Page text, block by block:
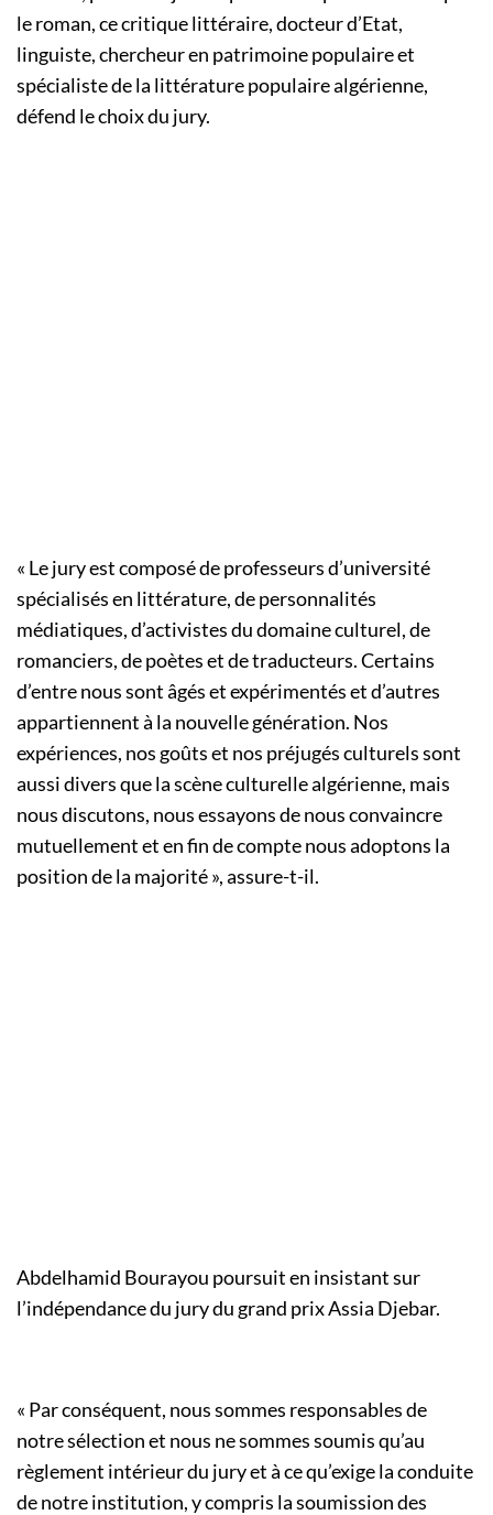
le roman, ce critique littéraire, docteur d’Etat,
linguiste, chercheur en patrimoine populaire et
spécialiste de la littérature populaire algérienne,
défend le choix du jury.
« Le jury est composé de professeurs d’université
spécialisés en littérature, de personnalités
médiatiques, d’activistes du domaine culturel, de
romanciers, de poètes et de traducteurs. Certains
d’entre nous sont âgés et expérimentés et d’autres
appartiennent à la nouvelle génération. Nos
expériences, nos goûts et nos préjugés culturels sont
aussi divers que la scène culturelle algérienne, mais
nous discutons, nous essayons de nous convaincre
mutuellement et en fin de compte nous adoptons la
position de la majorité », assure-t-il.
Abdelhamid Bourayou poursuit en insistant sur
l’indépendance du jury du grand prix Assia Djebar.
« Par conséquent, nous sommes responsables de
notre sélection et nous ne sommes soumis qu’au
règlement intérieur du jury et à ce qu’exige la conduite
de notre institution, y compris la soumission des